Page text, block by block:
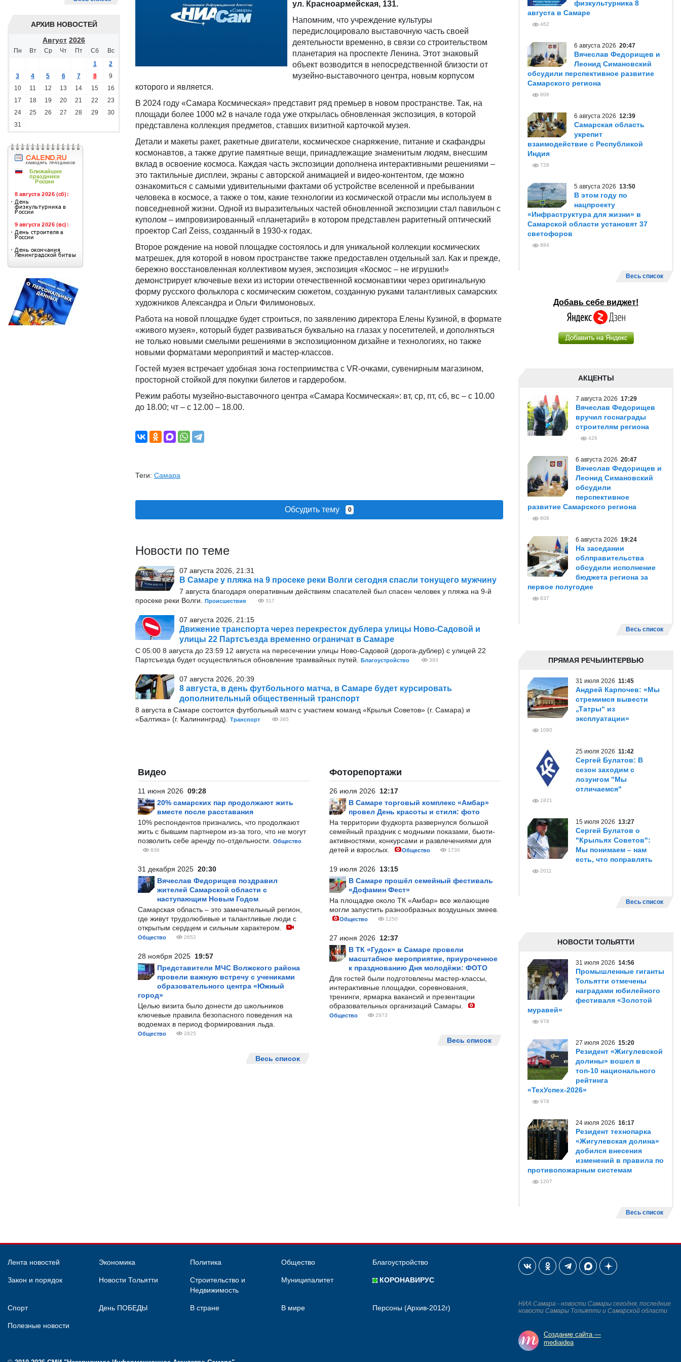
АРХИВ НОВОСТЕЙ
Август 2026
Пн Вт Ср Чт Пт Сб
Вс
1
2
3
4 5 6 7 8
9
10
11 12 13 14 15
16
17
18 19 20 21 22
23
24
25 26 27 28 29
30
31
ул. Красноармейская, 131.
Напомним, что учреждение культуры
передислоцировало выставочную часть своей
деятельности временно, в связи со строительством
планетария на проспекте Ленина. Этот знаковый
объект возводится в непосредственной близости от
музейно-выставочного центра, новым корпусом
которого и является.
В 2024 году «Самара Космическая» представит ряд премьер в новом пространстве. Так, на
площади более 1000 м2 в начале года уже открылась обновленная экспозиция, в которой
представлена коллекция предметов, ставших визитной карточкой музея.
Детали и макеты ракет, ракетные двигатели, космическое снаряжение, питание и скафандры
космонавтов, а также другие памятные вещи, принадлежащие знаменитым людям, внесшим
вклад в освоение космоса. Каждая часть экспозиции дополнена интерактивными решениями –
это тактильные дисплеи, экраны c авторской анимацией и видео-контентом, где можно
ознакомиться с самыми удивительными фактами об устройстве вселенной и пребывании
человека в космосе, а также о том, какие технологии из космической отрасли мы используем в
повседневной жизни. Одной из выразительных частей обновленной экспозиции стал павильон с
куполом – импровизированный «планетарий» в котором представлен раритетный оптический
проектор Carl Zeiss, созданный в 1930-х годах.
Второе рождение на новой площадке состоялось и для уникальной коллекции космических
матрешек, для которой в новом пространстве также предоставлен отдельный зал. Как и прежде,
бережно восстановленная коллективом музея, экспозиция «Космос – не игрушки!»
демонстрирует ключевые вехи из истории отечественной космонавтики через оригинальную
форму русского фольклора с космическим сюжетом, созданную руками талантливых самарских
художников Александра и Ольги Филимоновых.
Работа на новой площадке будет строиться, по заявлению директора Елены Кузиной, в формате
«живого музея», который будет развиваться буквально на глазах у посетителей, и дополняться
не только новыми смелыми решениями в экспозиционном дизайне и технологиях, но также
новыми форматами мероприятий и мастер-классов.
Гостей музея встречает удобная зона гостеприимства с VR-очками, сувенирным магазином,
просторной стойкой для покупки билетов и гардеробом.
Режим работы музейно-выставочного центра «Самара Космическая»: вт, ср, пт, сб, вс – с 10.00
до 18.00; чт – с 12.00 – 18.00.
Теги: Самара
Обсудить тему 0
Новости по теме
07 августа 2026, 21:31
В Самаре у пляжа на 9 просеке реки Волги сегодня спасли тонущего мужчину
7 августа благодаря оперативным действиям спасателей был спасен человек у пляжа на 9-й
просеке реки Волги.
Происшествия 317
07 августа 2026, 21:15
Движение транспорта через перекресток дублера улицы Ново-Садовой и
улицы 22 Партсъезда временно ограничат в Самаре
С 05:00 8 августа до 23:59 12 августа на пересечении улицы Ново-Садовой (дорога-дублер) с улицей 22
Партсъезда будет осуществляться обновление трамвайных путей.
Благоустройство 393
07 августа 2026, 20:39
8 августа, в день футбольного матча, в Самаре будет курсировать
дополнительный общественный транспорт
8 августа в Самаре состоится футбольный матч с участием команд «Крылья Советов» (г. Самара) и
«Балтика» (г. Калининград).
Транспорт 385
Видео
11 июня 2026 09:28
20% самарских пар продолжают жить
вместе после расставания
10% респондентов признались, что продолжают
жить с бывшим партнером из-за того, что не могут
позволить себе аренду по-отдельности.
Общество
836
31 декабря 2025 20:30
Вячеслав Федорищев поздравил
жителей Самарской области с
наступающим Новым Годом
Самарская область – это замечательный регион,
где живут трудолюбивые и талантливые люди с
открытым сердцем и сильным характером.
Общество 2652
28 ноября 2025 19:57
Представители МЧС Волжского района
провели важную встречу с учениками
образовательного центра «Южный
город»
Целью визита было донести до школьников
ключевые правила безопасного поведения на
водоемах в период формирования льда.
Общество 2825
Весь список
Фоторепортажи
26 июля 2026 12:17
В Самаре торговый комплекс «Амбар»
провел День красоты и стиля: фото
На территории фудкорта развернулся большой
семейный праздник с модными показами, бьюти-
активностями, конкурсами и развлечениями для
детей и взрослых.
Общество 1730
19 июля 2026 13:15
В Самаре прошёл семейный фестиваль
«Дофамин Фест»
На площадке около ТК «Амбар» все желающие
могли запустить разнообразных воздушных змеев.
Общество 1250
27 июня 2026 12:37
В ТК «Гудок» в Самаре провели
масштабное мероприятие, приуроченное
к празднованию Дня молодёжи: ФОТО
Для гостей были подготовлены мастер-классы,
интерактивные площадки, соревнования,
тренинги, ярмарка вакансий и презентации
образовательных организаций Самары.
Общество 2973
Весь список
физкультурника 8
августа в Самаре
462
6 августа 2026 20:47
Вячеслав Федорищев и
Леонид Симановский
обсудили перспективное развитие
Самарского региона
808
6 августа 2026 12:39
Самарская область
укрепит
взаимодействие с Республикой
Индия
728
5 августа 2026 13:50
В этом году по
нацпроекту
«Инфраструктура для жизни» в
Самарской области установят 37
светофоров
884
Весь список
Добавь себе виджет!
АКЦЕНТЫ
7 августа 2026 17:29
Вячеслав Федорищев
вручил госнаграды
строителям региона
426
6 августа 2026 20:47
Вячеслав Федорищев и
Леонид Симановский
обсудили
перспективное
развитие Самарского региона
808
6 августа 2026 19:24
На заседании
облправительства
обсудили исполнение
бюджета региона за
первое полугодие
837
Весь список
ПРЯМАЯ РЕЧЬ/ИНТЕРВЬЮ
31 июля 2026 11:45
Андрей Карпочев: «Мы
стремимся вывести
„Татры“ из
эксплуатации»
1080
25 июля 2026 11:42
Сергей Булатов: В
сезон заходим с
лозунгом "Мы
отличаемся"
1821
15 июля 2026 13:27
Сергей Булатов о
"Крыльях Советов":
Мы понимаем – нам
есть, что поправлять
2011
Весь список
НОВОСТИ ТОЛЬЯТТИ
31 июля 2026 14:56
Промышленные гиганты
Тольятти отмечены
наградами юбилейного
фестиваля «Золотой
муравей»
978
27 июля 2026 15:20
Резидент «Жигулевской
долины» вошел в
топ-10 национального
рейтинга
«ТехУспех-2026»
978
24 июля 2026 16:17
Резидент технопарка
«Жигулевская долина»
добился внесения
изменений в правила по
противопожарным системам
1207
Весь список
Лента новостей Экономика Политика Общество Благоустройство
Закон и порядок Новости Тольятти
Строительство и
Недвижимость
Муниципалитет КОРОНАВИРУС
Спорт День ПОБЕДЫ В стране В мире Персоны (Архив-2012г)
Полезные новости
НИА Самара - новости Самары сегодня, последние
новости Самары Тольятти и Самарской области
Создание сайта —
mediaidea